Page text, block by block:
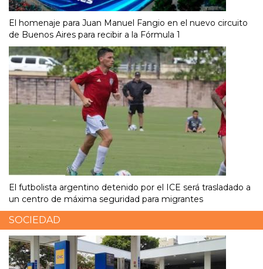
El homenaje para Juan Manuel Fangio en el nuevo circuito
de Buenos Aires para recibir a la Fórmula 1
El futbolista argentino detenido por el ICE será trasladado a
un centro de máxima seguridad para migrantes
SOCIEDAD